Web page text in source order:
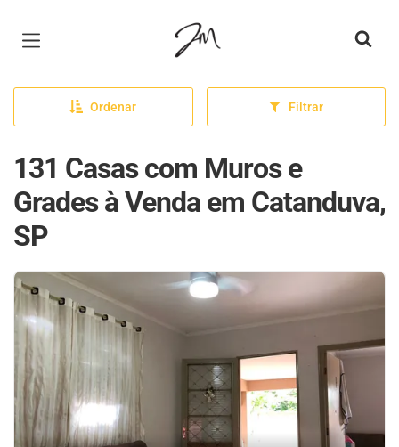
Página inicial
Ordenar Filtrar
131 Casas com Muros e
Grades à Venda em Catanduva,
SP